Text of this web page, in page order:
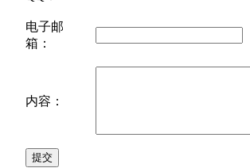
电子邮
箱：
内容：